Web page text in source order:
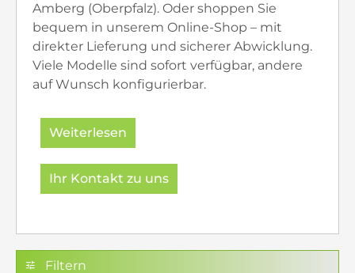
Amberg (Oberpfalz). Oder shoppen Sie
bequem in unserem Online-Shop – mit
direkter Lieferung und sicherer Abwicklung.
Viele Modelle sind sofort verfügbar, andere
auf Wunsch konfigurierbar.
Weiterlesen
Schönbuch Kollektionen im
Cabin, Cosmo & Stripes (Systems):
modulare Möbel- & Stauraumlösungen für
Ihr Kontakt zu uns
Filtern